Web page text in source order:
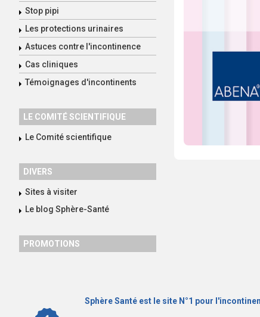
Stop pipi
Les protections urinaires
Astuces contre l'incontinence
Cas cliniques
Témoignages d'incontinents
LE COMITÉ SCIENTIFIQUE
Le Comité scientifique
DIVERS
Sites à visiter
Le blog Sphère-Santé
PROMOTIONS
Sphère Santé est le site N°1 pour